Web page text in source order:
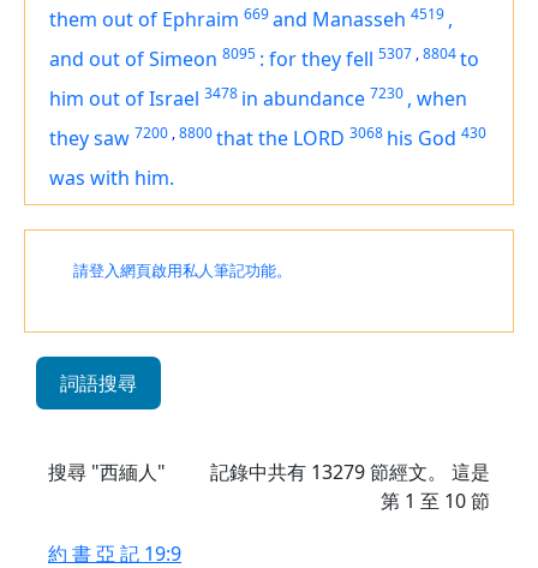
them out of Ephraim 669and Manasseh 4519 ,
and out of Simeon 8095 : for they fell 5307 ,8804to
him out of Israel 3478 in abundance 7230 , when
they saw 7200 ,8800that the LORD 3068 his God 430
was with him.
請登入網頁啟用私人筆記功能。
詞語搜尋
搜尋 "西緬人" 記錄中共有 13279節經文。 這是
第 1 至 10 節
約 書 亞 記 19:9